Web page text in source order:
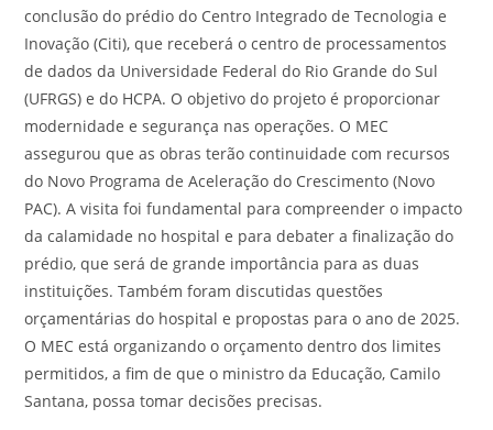
conclusão do prédio do Centro Integrado de Tecnologia e
Inovação (Citi), que receberá o centro de processamentos
de dados da Universidade Federal do Rio Grande do Sul
(UFRGS) e do HCPA. O objetivo do projeto é proporcionar
modernidade e segurança nas operações. O MEC
assegurou que as obras terão continuidade com recursos
do Novo Programa de Aceleração do Crescimento (Novo
PAC). A visita foi fundamental para compreender o impacto
da calamidade no hospital e para debater a finalização do
prédio, que será de grande importância para as duas
instituições. Também foram discutidas questões
orçamentárias do hospital e propostas para o ano de 2025.
O MEC está organizando o orçamento dentro dos limites
permitidos, a fim de que o ministro da Educação, Camilo
Santana, possa tomar decisões precisas.